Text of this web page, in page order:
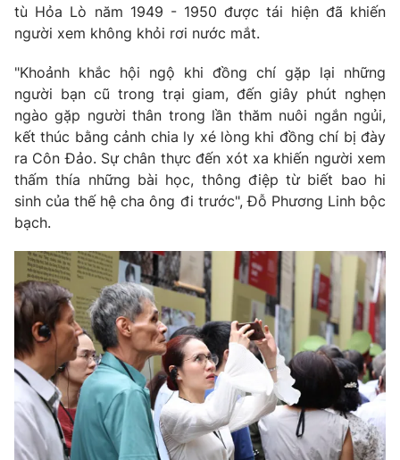
tù Hỏa Lò năm 1949 - 1950 được tái hiện đã khiến
người xem không khỏi rơi nước mắt.
"Khoảnh khắc hội ngộ khi đồng chí gặp lại những
người bạn cũ trong trại giam, đến giây phút nghẹn
ngào gặp người thân trong lần thăm nuôi ngắn ngủi,
kết thúc bằng cảnh chia ly xé lòng khi đồng chí bị đày
ra Côn Đảo. Sự chân thực đến xót xa khiến người xem
thấm thía những bài học, thông điệp từ biết bao hi
sinh của thế hệ cha ông đi trước", Đỗ Phương Linh bộc
bạch.